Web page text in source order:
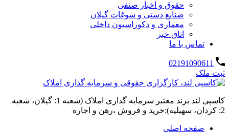
حقوق و اخبار صنفی
صنایع دستی و سوغات گیلان
معماری و دکوراسیون داخلی
اتاق خبر
تماس با ما
02191090611
ثبت ملک
کاسپی لند برند معتبر سرمایه گذاری املاک (شعبه 1: گیلان، شعبه
2: کردان، سهیلیه):خرید و فروش ،رهن و اجاره
صفحه اصلی